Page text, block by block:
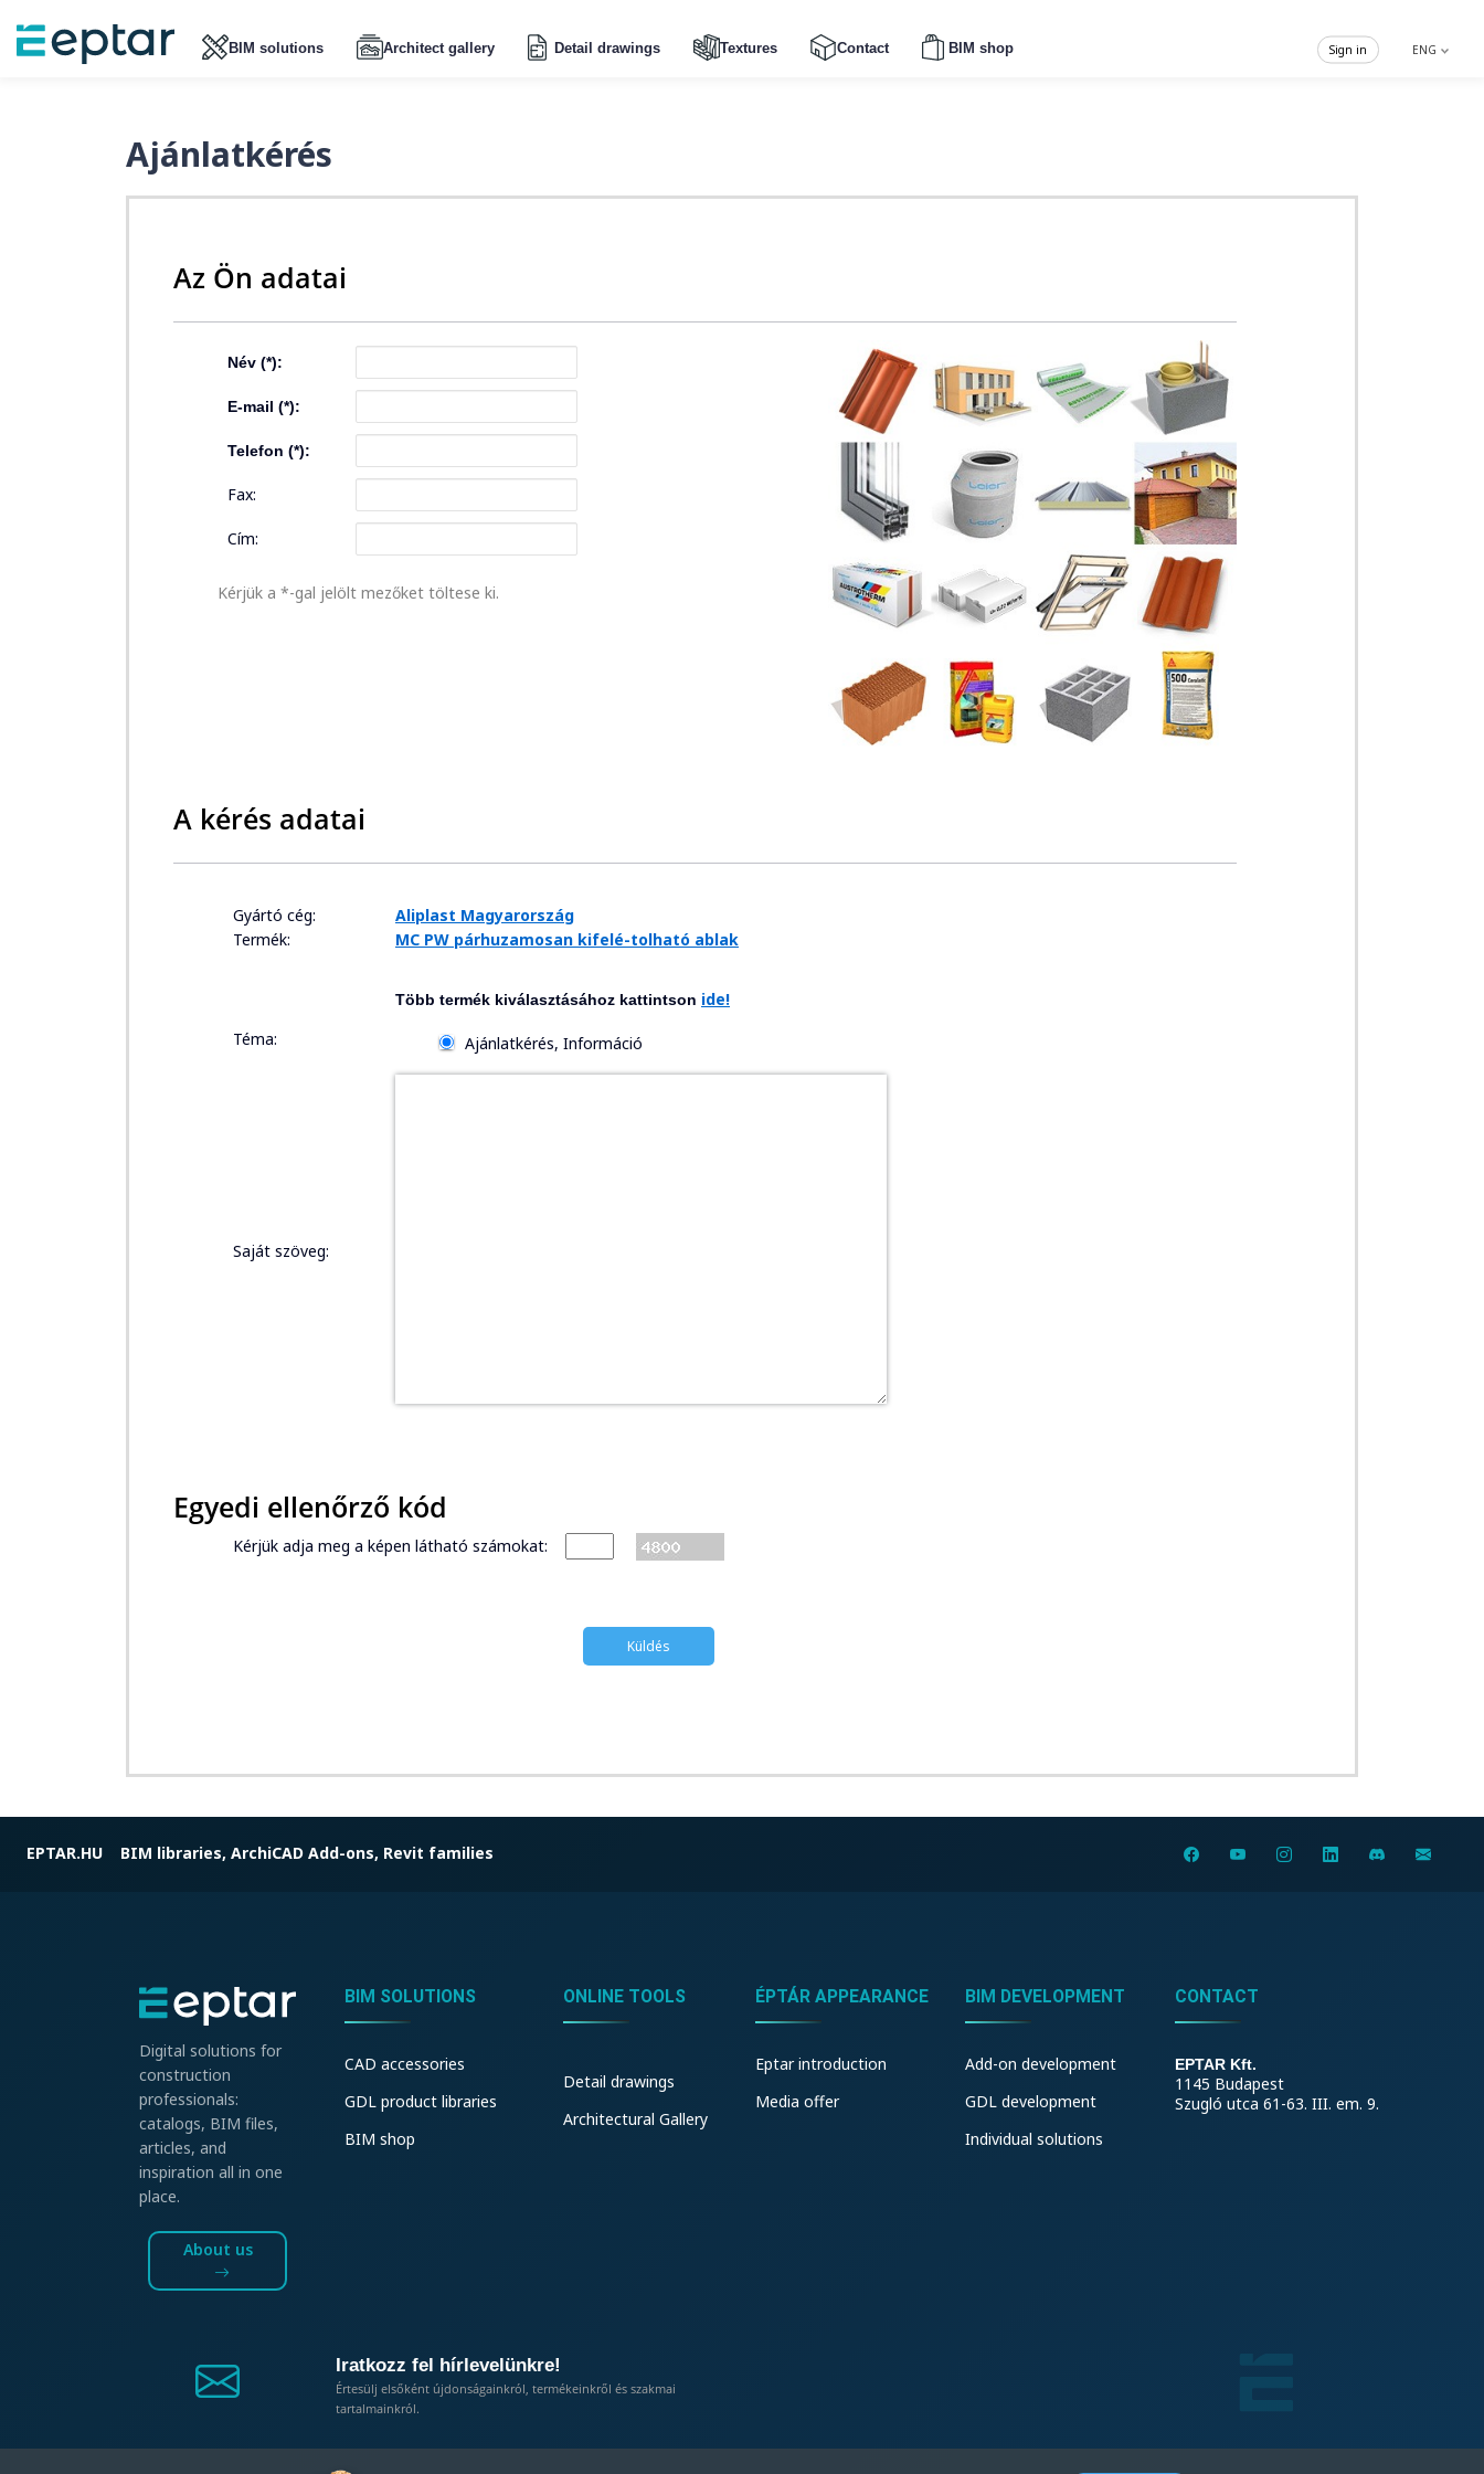
BIM solutions Architect gallery Detail drawings Textures Contact BIM shop ENG
Sign in
Ajánlatkérés
Az Ön adatai
Név (*):
E-mail (*):
Telefon (*):
Fax:
Cím:
Kérjük a *-gal jelölt mezőket töltese ki.
A kérés adatai
Gyártó cég:
Aliplast Magyarország
Termék:
MC PW párhuzamosan kifelé-tolható ablak
Több termék kiválasztásához kattintson ide!
Téma:
Ajánlatkérés, Információ
Saját szöveg:
Egyedi ellenőrző kód
Kérjük adja meg a képen látható számokat:
EPTAR.HU BIM libraries, ArchiCAD Add-ons, Revit families
Digital solutions for
construction
professionals:
catalogs, BIM files,
articles, and
inspiration all in one
place.
About us
BIM SOLUTIONS
CAD accessories
GDL product libraries
BIM shop
ONLINE TOOLS
Detail drawings
Architectural Gallery
ÉPTÁR APPEARANCE
Eptar introduction
Media offer
BIM DEVELOPMENT
Add-on development
GDL development
Individual solutions
CONTACT
EPTAR Kft.
1145 Budapest
Szugló utca 61-63. III. em. 9.
Iratkozz fel hírlevelünkre!
Értesülj elsőként újdonságainkról, termékeinkről és szakmai
tartalmainkról.